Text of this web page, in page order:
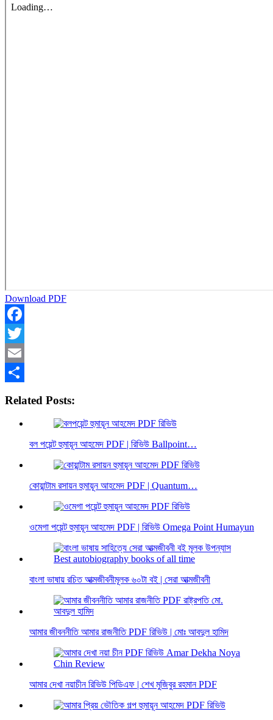
Download PDF
Facebook
Twitter
Email
Related Posts:
বল পয়েন্ট হুমায়ূন আহমেদ PDF | রিভিউ Ballpoint…
কোয়ান্টাম রসায়ন হুমায়ূন আহমেদ PDF | Quantum…
ওমেগা পয়েন্ট হুমায়ূন আহমেদ PDF | রিভিউ Omega Point Humayun
বাংলা ভাষায় রচিত আত্মজীবনীমূলক ৬০টা বই | সেরা আত্মজীবনী
আমার জীবননীতি আমার রাজনীতি PDF রিভিউ | মোঃ আবদুল হামিদ
আমার দেখা নয়াচীন রিভিউ পিডিএফ | শেখ মুজিবুর রহমান PDF